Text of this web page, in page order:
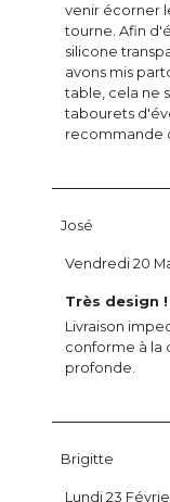
venir écorner
tourne. Afin
silicone
avons mis
table, cela ne
tabourets
recommande
José
Très design !
Livraison
conforme à la
profonde.
Vendredi 20
Brigitte
Lundi 23